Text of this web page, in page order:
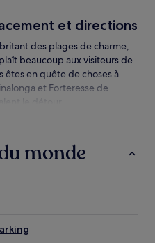
et directions
des plages de charme,
beaucoup aux visiteurs de
êtes en quête de choses à
et Forteresse de
monde